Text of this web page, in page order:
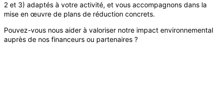
2 et 3) adaptés à votre activité, et vous accompagnons dans la
mise en œuvre de plans de réduction concrets.
Pouvez-vous nous aider à valoriser notre impact environnemental
auprès de nos financeurs ou partenaires ?